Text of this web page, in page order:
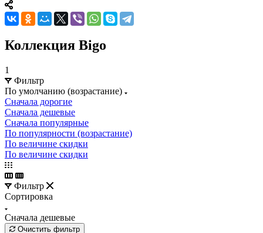
Коллекция Bigo
1
Фильтр
По умолчанию (возрастание)
Сначала дорогие
Сначала дешевые
Сначала популярные
По популярности (возрастание)
По величине скидки
По величине скидки
Фильтр
Сортировка
Сначала дешевые
Очистить фильтр